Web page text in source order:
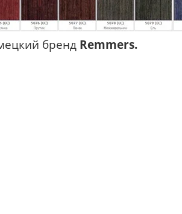
бренд Remmers.